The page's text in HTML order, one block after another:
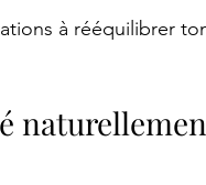
à rééquilibrer